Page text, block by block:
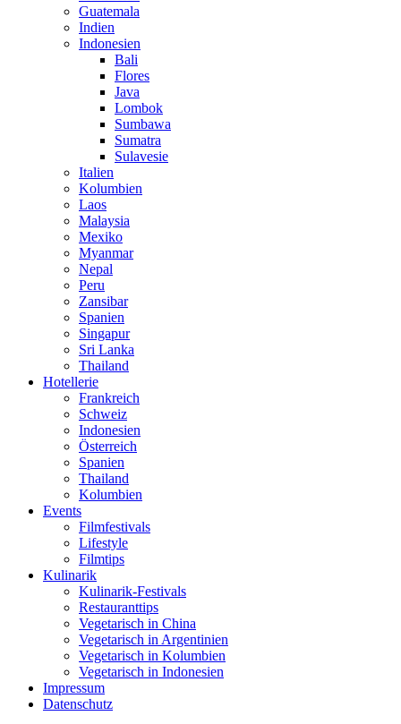
Guatemala
Indien
Indonesien
Bali
Flores
Java
Lombok
Sumbawa
Sumatra
Sulavesie
Italien
Kolumbien
Laos
Malaysia
Mexiko
Myanmar
Nepal
Peru
Zansibar
Spanien
Singapur
Sri Lanka
Thailand
Hotellerie
Frankreich
Schweiz
Indonesien
Österreich
Spanien
Thailand
Kolumbien
Events
Filmfestivals
Lifestyle
Filmtips
Kulinarik
Kulinarik-Festivals
Restauranttips
Vegetarisch in China
Vegetarisch in Argentinien
Vegetarisch in Kolumbien
Vegetarisch in Indonesien
Impressum
Datenschutz